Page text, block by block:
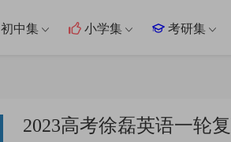
初中集 小学集 考研集
2023高考徐磊英语一轮